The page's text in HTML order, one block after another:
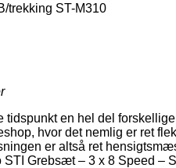
trekking ST-M310
en hel del
hvor det nemlig er ret
er altså ret
Grebsæt – 3 x 8 Speed –